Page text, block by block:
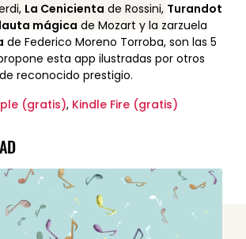
La Cenicienta de Rossini, Turandot
mágica de Mozart y la zarzuela
de Federico Moreno Torroba, son las 5
esta app ilustradas por otros
reconocido prestigio.
(gratis), Kindle Fire (gratis)